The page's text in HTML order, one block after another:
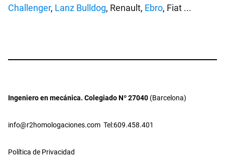
Challenger, Lanz Bulldog, Renault, Ebro, Fiat ...
Ingeniero en mecánica. Colegiado Nº 27040 (Barcelona)
info@r2homologaciones.com Tel:609.458.401
Política de Privacidad